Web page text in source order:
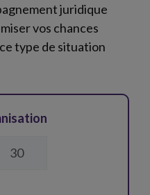
juridique
vos chances
type de situation